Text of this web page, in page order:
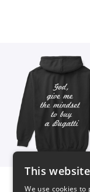
This
We use cookies to